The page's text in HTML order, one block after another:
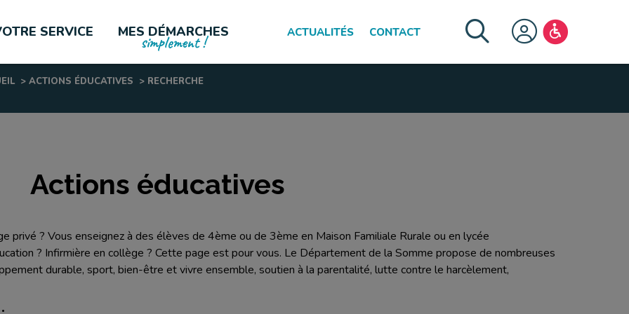
SERVICE MES DÉMARCHES
simplement !
ACTUALITÉS CONTACT
> ACTIONS ÉDUCATIVES > RECHERCHE
Actions éducatives
privé ? Vous enseignez à des élèves de 4ème ou de 3ème en Maison Familiale Rurale ou en lycée
? Infirmière en collège ? Cette page est pour vous. Le Département de la Somme propose de nombreuses
durable, sport, bien-être et vivre ensemble, soutien à la parentalité, lutte contre le harcèlement,